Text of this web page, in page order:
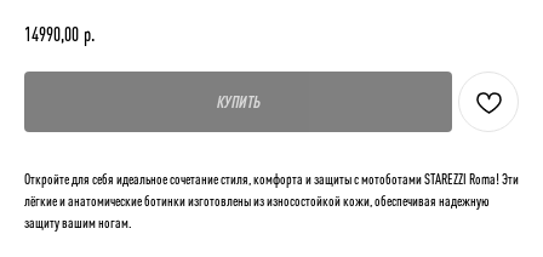
14990,00 р.
КУПИТЬ
Откройте для себя идеальное сочетание стиля, комфорта и защиты с мотоботами STAREZZI Roma! Эти
лёгкие и анатомические ботинки изготовлены из износостойкой кожи, обеспечивая надежную
защиту вашим ногам.